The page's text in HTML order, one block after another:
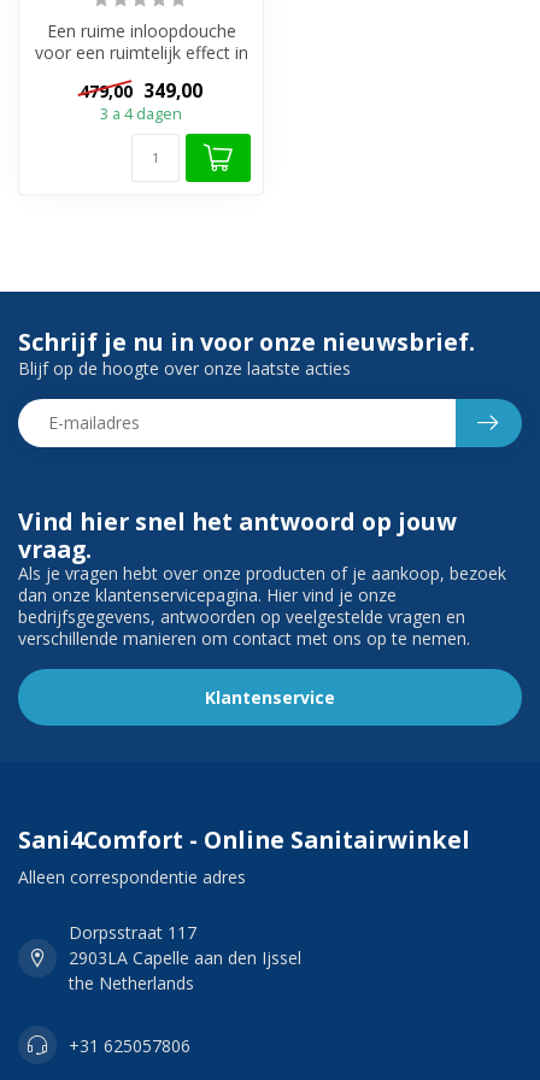
Een ruime inloopdouche
voor een ruimtelijk effect in
de badkamer. Ook het
helder...
479,00 349,00
3 a 4 dagen
Vind hier snel het antwoord op jouw
vraag.
Als je vragen hebt over onze producten of je aankoop, bezoek
dan onze klantenservicepagina. Hier vind je onze
bedrijfsgegevens, antwoorden op veelgestelde vragen en
verschillende manieren om contact met ons op te nemen.
Klantenservice
Schrijf je nu in voor onze nieuwsbrief.
Blijf op de hoogte over onze laatste acties
Sani4Comfort - Online Sanitairwinkel
Alleen correspondentie adres
Dorpsstraat 117
2903LA Capelle aan den Ijssel
the Netherlands
+31 625057806